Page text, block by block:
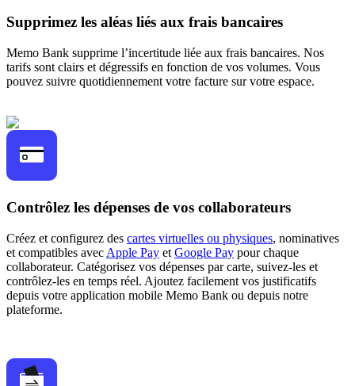
Supprimez les aléas liés aux frais bancaires
Memo Bank supprime l’incertitude liée aux frais bancaires. Nos
tarifs sont clairs et dégressifs en fonction de vos volumes. Vous
pouvez suivre quotidiennement votre facture sur votre espace.
Contrôlez les dépenses de vos collaborateurs
Créez et configurez des cartes virtuelles ou physiques, nominatives
et compatibles avec Apple Pay et Google Pay pour chaque
collaborateur. Catégorisez vos dépenses par carte, suivez-les et
contrôlez-les en temps réel. Ajoutez facilement vos justificatifs
depuis votre application mobile Memo Bank ou depuis notre
plateforme.